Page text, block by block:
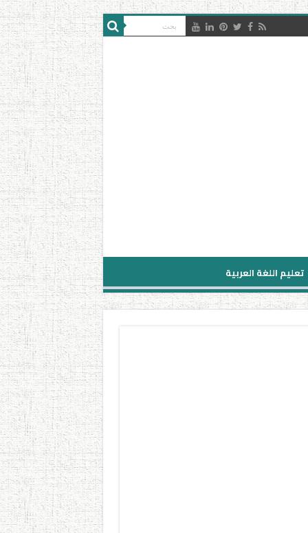
تعليم اللغة العربية